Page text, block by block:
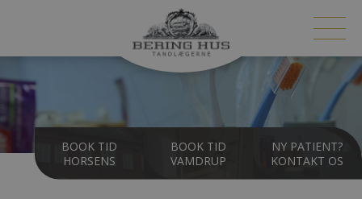
BOOK TID
HORSENS
BOOK TID
VAMDRUP
NY PATIENT?
KONTAKT OS